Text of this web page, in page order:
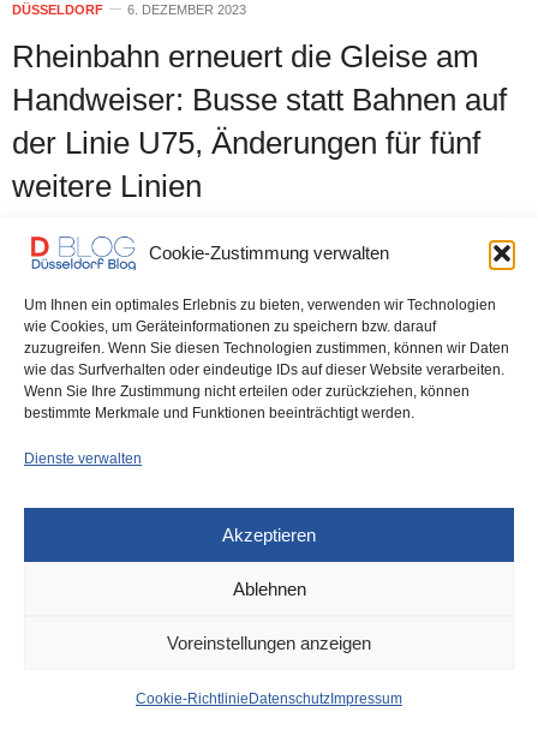
Cookie-Zustimmung verwalten
Um Ihnen ein optimales Erlebnis zu bieten, verwenden wir Technologien
wie Cookies, um Geräteinformationen zu speichern bzw. darauf
zuzugreifen. Wenn Sie diesen Technologien zustimmen, können wir Daten
wie das Surfverhalten oder eindeutige IDs auf dieser Website verarbeiten.
Wenn Sie Ihre Zustimmung nicht erteilen oder zurückziehen, können
bestimmte Merkmale und Funktionen beeinträchtigt werden.
Dienste verwalten
Akzeptieren
Ablehnen
Voreinstellungen anzeigen
Cookie-Richtlinie Datenschutz Impressum
DÜSSELDORF 6. DEZEMBER 2023
Rheinbahn erneuert die Gleise am
Handweiser: Busse statt Bahnen auf
der Linie U75, Änderungen für fünf
weitere Linien
Die Rheinbahn erneuert in Heerdt die Gleise der Zufahrt zum
Betriebshof am Handweiser. Davon betroffen…
0 SHARES
IMPRESSUM